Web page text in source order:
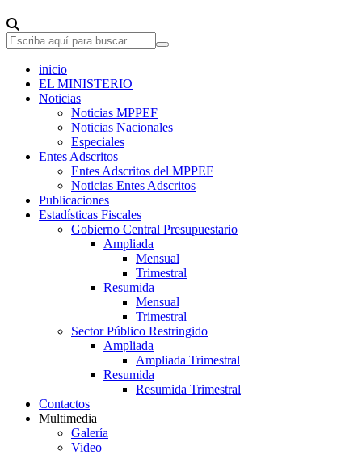
inicio
EL MINISTERIO
Noticias
Noticias MPPEF
Noticias Nacionales
Especiales
Entes Adscritos
Entes Adscritos del MPPEF
Noticias Entes Adscritos
Publicaciones
Estadísticas Fiscales
Gobierno Central Presupuestario
Ampliada
Mensual
Trimestral
Resumida
Mensual
Trimestral
Sector Público Restringido
Ampliada
Ampliada Trimestral
Resumida
Resumida Trimestral
Contactos
Multimedia
Galería
Video